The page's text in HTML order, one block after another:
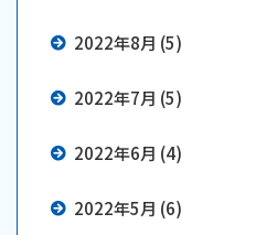
2022年8月 (5)
2022年7月 (5)
2022年6月 (4)
2022年5月 (6)